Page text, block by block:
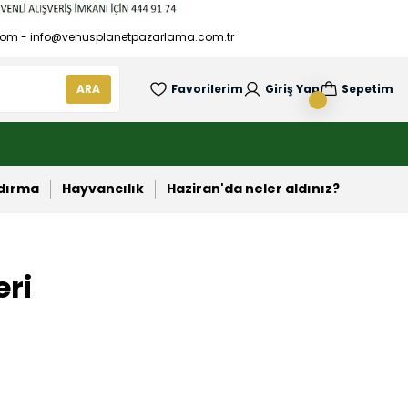
- info@venusplanetpazarlama.com.tr
ARA Favorilerim Giriş Yap Sepetim
Hayvancılık Haziran'da neler aldınız?